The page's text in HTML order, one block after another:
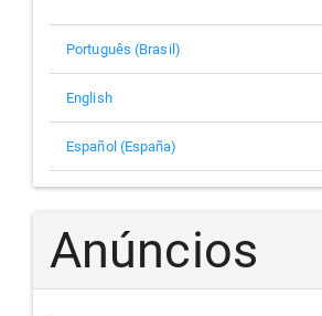
Português (Brasil)
English
Español (España)
Anúncios